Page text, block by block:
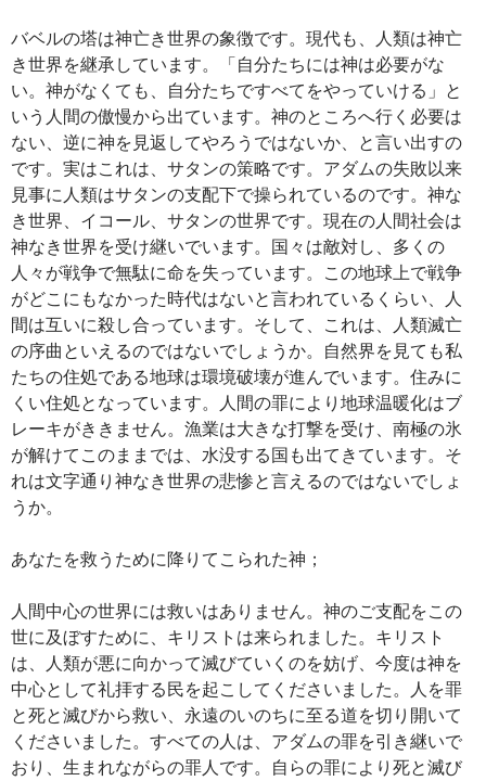
バベルの塔は神亡き世界の象徴です。現代も、人類は神亡
き世界を継承しています。「自分たちには神は必要がな
い。神がなくても、自分たちですべてをやっていける」と
いう人間の傲慢から出ています。神のところへ行く必要は
ない、逆に神を見返してやろうではないか、と言い出すの
です。実はこれは、サタンの策略です。アダムの失敗以来
見事に人類はサタンの支配下で操られているのです。神な
き世界、イコール、サタンの世界です。現在の人間社会は
神なき世界を受け継いでいます。国々は敵対し、多くの
人々が戦争で無駄に命を失っています。この地球上で戦争
がどこにもなかった時代はないと言われているくらい、人
間は互いに殺し合っています。そして、これは、人類滅亡
の序曲といえるのではないでしょうか。自然界を見ても私
たちの住処である地球は環境破壊が進んでいます。住みに
くい住処となっています。人間の罪により地球温暖化はブ
レーキがききません。漁業は大きな打撃を受け、南極の氷
が解けてこのままでは、水没する国も出てきています。そ
れは文字通り神なき世界の悲惨と言えるのではないでしょ
うか。
あなたを救うために降りてこられた神；
人間中心の世界には救いはありません。神のご支配をこの
世に及ぼすために、キリストは来られました。キリスト
は、人類が悪に向かって滅びていくのを妨げ、今度は神を
中心として礼拝する民を起こしてくださいました。人を罪
と死と滅びから救い、永遠のいのちに至る道を切り開いて
くださいました。すべての人は、アダムの罪を引き継いで
おり、生まれながらの罪人です。自らの罪により死と滅び